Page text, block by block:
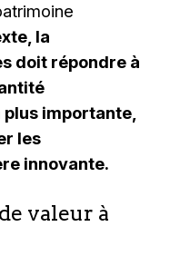
la
doit répondre à
importante,
les
innovante.
valeur à